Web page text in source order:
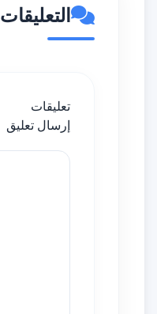
التعليقات
تعليقات
إرسال تعليق